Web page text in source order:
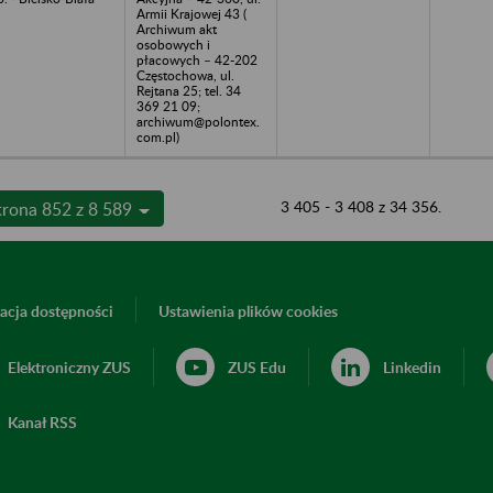
Armii Krajowej 43 (
Archiwum akt
osobowych i
płacowych – 42-202
Częstochowa, ul.
Rejtana 25; tel. 34
369 21 09;
archiwum@polontex.
com.pl)
852 z 8 589 3 405 - 3 408 z 34 356.
dostępności Ustawienia plików cookies
Elektroniczny ZUS ZUS Edu Linkedin
Kanał RSS